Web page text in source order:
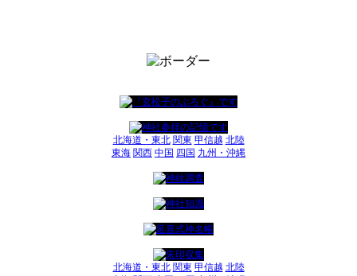
北海道・東北 関東 甲信越 北陸
東海 関西 中国 四国 九州・沖縄
北海道・東北 関東 甲信越 北陸